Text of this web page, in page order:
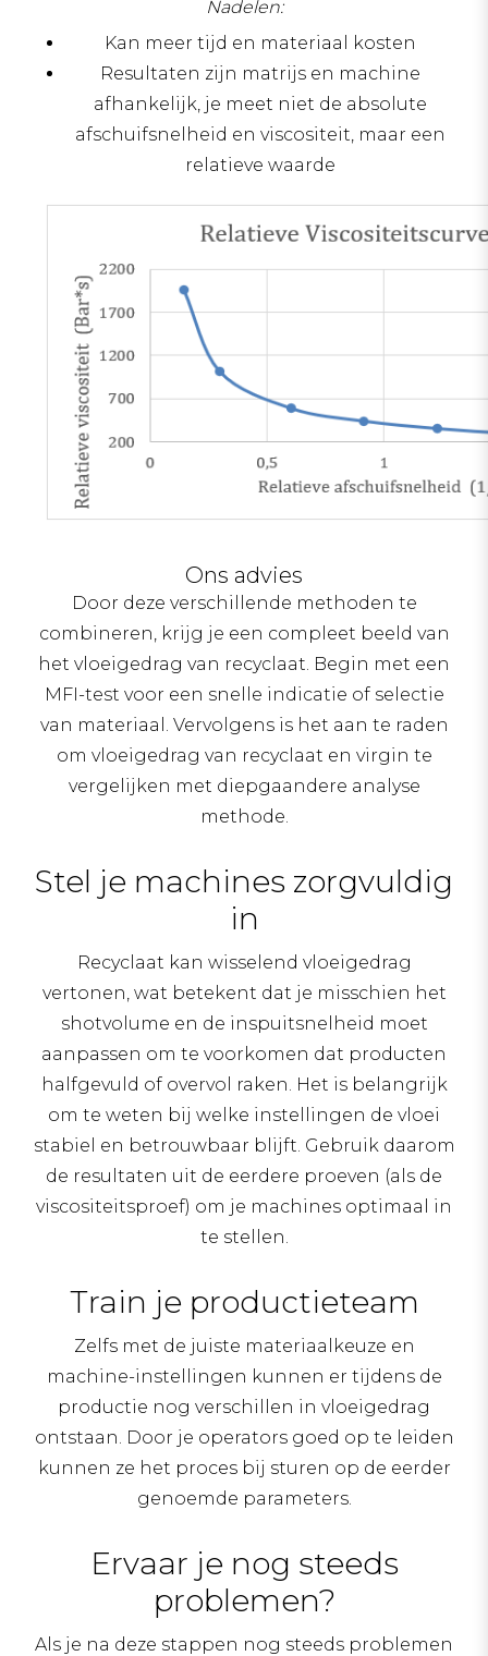
Nadelen:
Kan meer tijd en materiaal kosten
Resultaten zijn matrijs en machine
afhankelijk, je meet niet de absolute
afschuifsnelheid en viscositeit, maar een
relatieve waarde
Ons advies
Door deze verschillende methoden te
combineren, krijg je een compleet beeld van
het vloeigedrag van recyclaat. Begin met een
MFI-test voor een snelle indicatie of selectie
van materiaal. Vervolgens is het aan te raden
om vloeigedrag van recyclaat en virgin te
vergelijken met diepgaandere analyse
methode.
Stel je machines zorgvuldig
in
Recyclaat kan wisselend vloeigedrag
vertonen, wat betekent dat je misschien het
shotvolume en de inspuitsnelheid moet
aanpassen om te voorkomen dat producten
halfgevuld of overvol raken. Het is belangrijk
om te weten bij welke instellingen de vloei
stabiel en betrouwbaar blijft. Gebruik daarom
de resultaten uit de eerdere proeven (als de
viscositeitsproef) om je machines optimaal in
te stellen.
Train je productieteam
Zelfs met de juiste materiaalkeuze en
machine-instellingen kunnen er tijdens de
productie nog verschillen in vloeigedrag
ontstaan. Door je operators goed op te leiden
kunnen ze het proces bij sturen op de eerder
genoemde parameters.
Ervaar je nog steeds
problemen?
Als je na deze stappen nog steeds problemen